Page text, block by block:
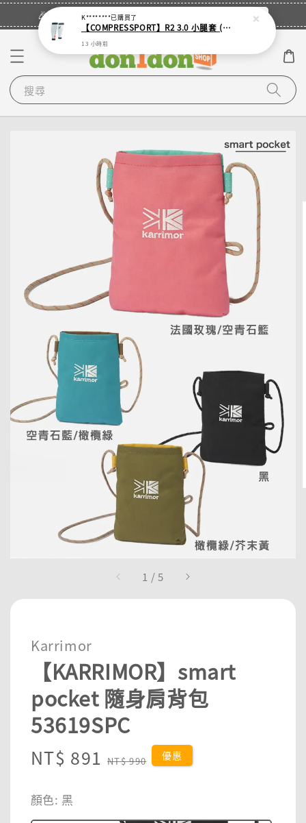
🎉登入會員・領取您的專屬折扣券！ 立即登入
搜尋
1 /5
Karrimor
【KARRIMOR】smart
pocket 隨身肩背包
53619SPC
Sale
NT$ 891 Regular
NT$ 990 優惠
顏色: 黑
K********已購買了
【COMPRESSPORT】R2 3.0 小腿套 (18色可選)
13 小時前